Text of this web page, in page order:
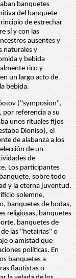
banquetes
del banquete
de estrechar
sí y con las
ausentes y
naturales y
y bebida
rico y
un largo acto de
bebida.
("symposion",
referencia a su
unos rituales fijos
Dioniso), el
de alabanza a los
de un
de
Los participantes
sobre todo
y la eterna juventud.
solemne,
banquetes de bodas,
religiosas, banquetes
banquetes de
las "hetairías" o
o amistad que
políticas. En
banquetes a
flautistas o